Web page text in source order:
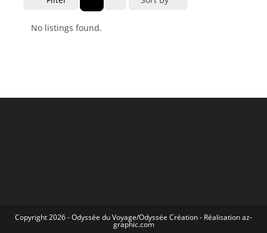
No listings found.
Copyright 2026 -Odyssée du Voyage/Odyssée Création- Réalisationaz-
graphic.com